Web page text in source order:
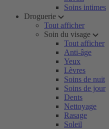
Soins intimes
Droguerie
Tout afficher
Soin du visage
Tout afficher
Anti-âge
Yeux
Lèvres
Soins de nuit
Soins de jour
Dents
Nettoyage
Rasage
Soleil